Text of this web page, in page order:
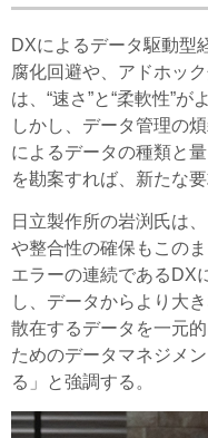
DXによるデータ駆動型
腐化回避や、アドホッ
は、“速さ”と“柔軟性”が
しかし、データ管理の
によるデータの種類と
を勘案すれば、新たな
日立製作所の岩渕氏は
や整合性の確保もこの
エラーの連続であるDX
し、データからより大
散在するデータを一元
ためのデータマネジメ
る」と強調する。